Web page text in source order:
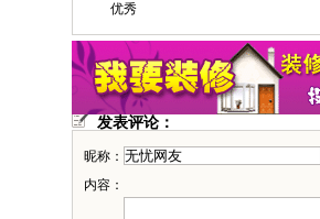
优秀
发表评论：
昵称：
内容：